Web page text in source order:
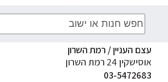
עצם העניין / רמת השרון
אוסישקין 24 רמת השרון
03-5472683